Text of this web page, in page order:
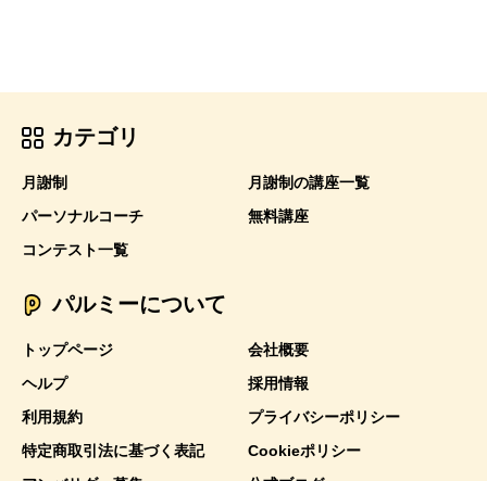
カテゴリ
月謝制
月謝制の講座一覧
パーソナルコーチ
無料講座
コンテスト一覧
パルミーについて
トップページ
会社概要
ヘルプ
採用情報
利用規約
プライバシーポリシー
特定商取引法に基づく表記
Cookieポリシー